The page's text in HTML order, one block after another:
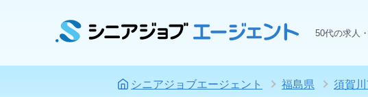
50代の求人
シニアジョブエージェント 福島県 須賀